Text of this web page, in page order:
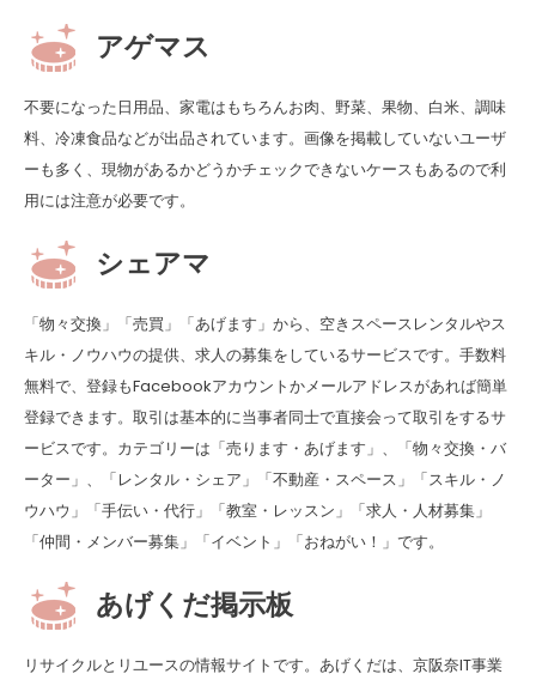
アゲマス
不要になった日用品、家電はもちろんお肉、野菜、果物、白米、調味
料、冷凍食品などが出品されています。画像を掲載していないユーザ
ーも多く、現物があるかどうかチェックできないケースもあるので利
用には注意が必要です。
シェアマ
「物々交換」「売買」「あげます」から、空きスペースレンタルやス
キル・ノウハウの提供、求人の募集をしているサービスです。手数料
無料で、登録もFacebookアカウントかメールアドレスがあれば簡単
登録できます。取引は基本的に当事者同士で直接会って取引をするサ
ービスです。カテゴリーは「売ります・あげます」、「物々交換・バ
ーター」、「レンタル・シェア」「不動産・スペース」「スキル・ノ
ウハウ」「手伝い・代行」「教室・レッスン」「求人・人材募集」
「仲間・メンバー募集」「イベント」「おねがい！」です。
あげくだ掲示板
リサイクルとリユースの情報サイトです。あげくだは、京阪奈IT事業